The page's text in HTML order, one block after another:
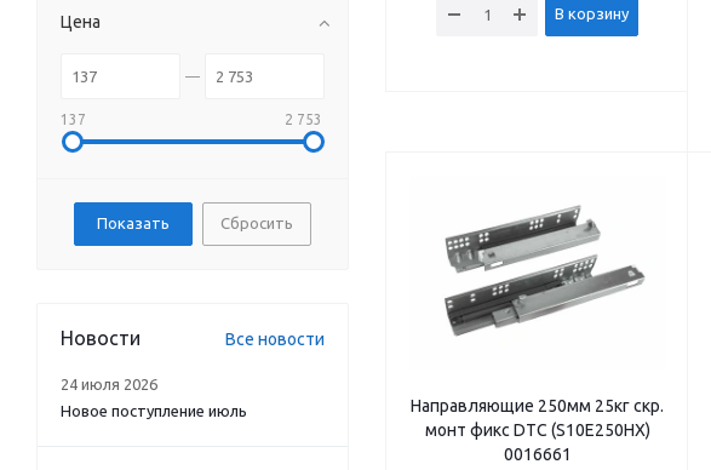
В корзину
Направляющие 250мм 25кг скр.
монт фикс DTC (S10E250HX)
0016661
Цена
137 2 753
Сбросить
Новости Все новости
24 июля 2026
Новое поступление июль